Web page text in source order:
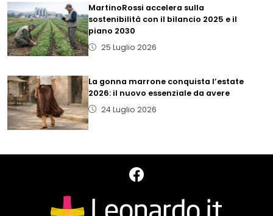
MartinoRossi accelera sulla
sostenibilità con il bilancio 2025 e il
piano 2030
25 Luglio 2026
La gonna marrone conquista l’estate
2026: il nuovo essenziale da avere
24 Luglio 2026